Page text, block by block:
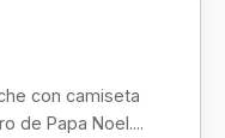
con camiseta
de Papa Noel....